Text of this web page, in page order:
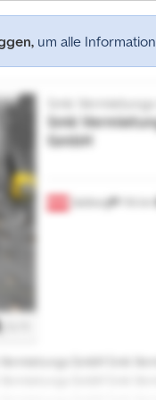
um alle
Smk Vermietungs
Smk
GmbH
GmbH Smk